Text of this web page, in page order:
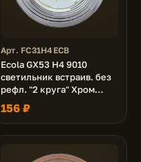
Арт. FC31H4ECB
Ecola GX53 H4 9010
светильник встраив. без
рефл. "2 круга" Хром
43x115 (к+)
156 ₽